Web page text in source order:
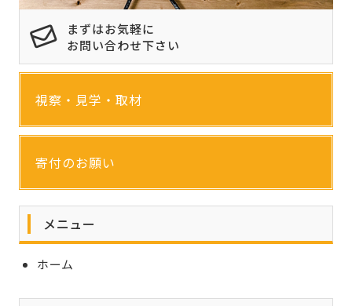
まずはお気軽に
お問い合わせ下さい
視察・見学・取材
寄付のお願い
メニュー
ホーム